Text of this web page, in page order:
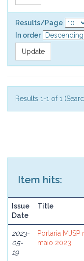
Results/Page
In order
Results 1-1 of 1
Item hits:
Issue
Date
Title
2023-
05-
19
Portaria MJSP
maio 2023